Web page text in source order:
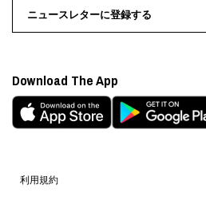
利用規約
ニュースレターに登録する
Download The App